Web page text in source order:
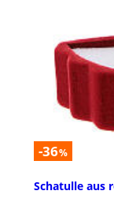
-36%
Schatulle aus